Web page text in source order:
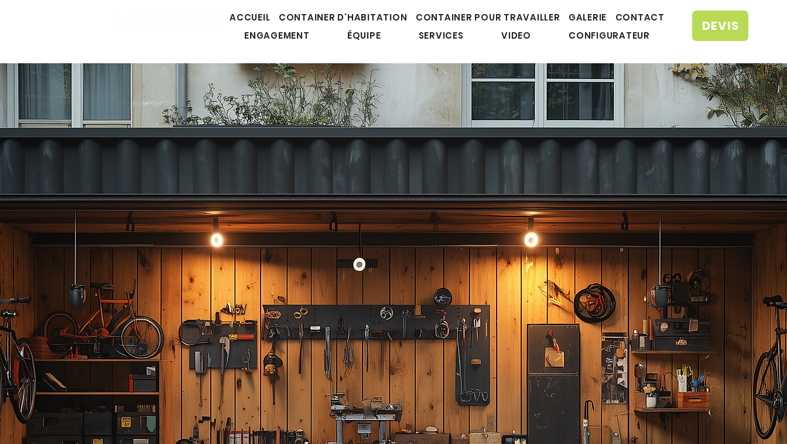
ACCUEIL CONTAINER D'HABITATION CONTAINER POUR TRAVAILLER GALERIE
CONTACT
ENGAGEMENT
ÉQUIPE SERVICES VIDEO CONFIGURATEUR
DEVIS